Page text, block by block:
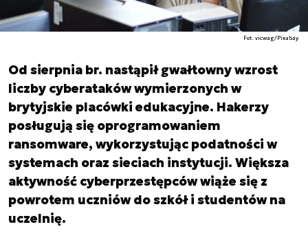
Fot. vicwag/Pixabay
Od sierpnia br. nastąpił gwałtowny wzrost
liczby cyberataków wymierzonych w
brytyjskie placówki edukacyjne. Hakerzy
posługują się oprogramowaniem
ransomware, wykorzystując podatności w
systemach oraz sieciach instytucji. Większa
aktywność cyberprzestępców wiąże się z
powrotem uczniów do szkół i studentów na
uczelnię.